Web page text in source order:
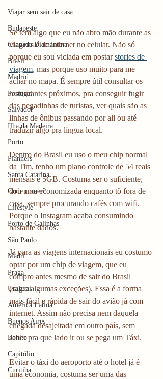
Viajar sem sair de casa
Budapeste
Chapada Diamantina
Brasil
Madrid
Portugal
Salvador
Ilha da Madeira
Porto
Planners
Santa Catarina
Onde comer?
Lifestyle
Porto de Galinhas
São Paulo
Madri
Praga
Uruguai
América Latina
Buenos Aires
Bonito
Capitólio
Curitiba
Se tem algo que eu não abro mão durante as
viagens é de internet no celular. Não só
porque eu sou viciada em postar stories de
viagem, mas porque uso muito para me
achar no mapa. É sempre útil consultar os
restaurantes próximos, pra conseguir fugir
das pegadinhas de turistas, ver quais são as
linhas de ônibus passando por ali ou até
traduzir algo pra língua local.
Dentro do Brasil eu uso o meu chip normal
da Tim, tenho um plano controle de 54 reais
mensais e 5GB. Costuma ser o suficiente,
dou uma economizada enquanto tô fora de
casa, sempre procurando cafés com wifi.
Porque o Instagram acaba consumindo
bastante dados.
Já para as viagens internacionais eu costumo
optar por um chip de viagem, que eu
compro antes mesmo de sair do Brasil
(salvo algumas exceções). Essa é a forma
mais fácil e rápida de sair do avião já com
internet. Assim não precisa nem daquela
chegada desajeitada em outro país, sem
saber pra que lado ir ou se pega um Táxi.
Evitar o táxi do aeroporto até o hotel já é
uma economia, costuma ser uma das